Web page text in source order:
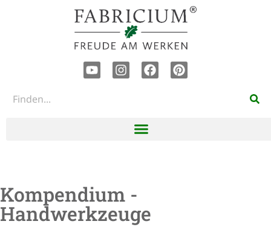
Kompendium -
Handwerkzeuge